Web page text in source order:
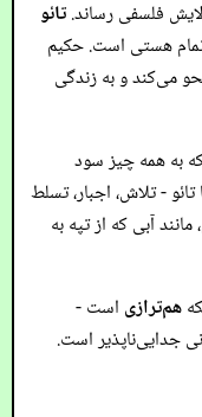
فلسفی رساند.تائو
هستی است. حکیم
می‌کند و به زندگی
به همه چیز سود
- تلاش، اجبار، تسلط
آبی که از تپه به
هم‌ترازی است -
جدایی‌ناپذیر است.